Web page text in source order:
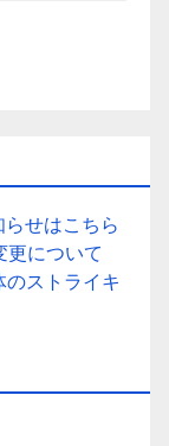
せはこちら
について
ストライキ